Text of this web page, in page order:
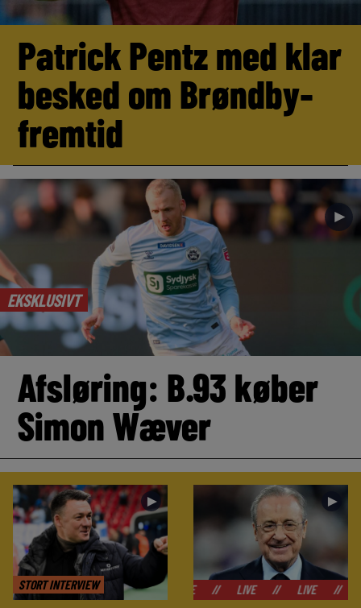
Patrick Pentz med klar
besked om Brøndby-
fremtid
EKSKLUSIVT
►
Afsløring: B.93 køber
Simon Wæver
STORT INTERVIEW
► ►
LIVE LIVE LIVE